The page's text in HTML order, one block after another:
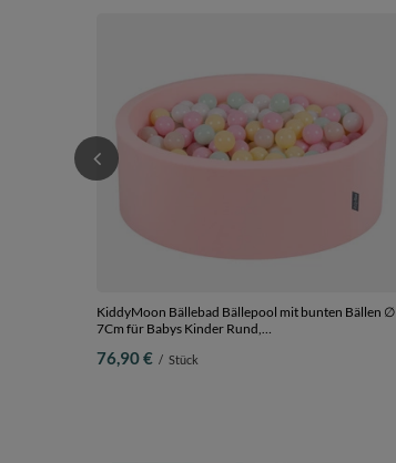
KiddyMoon Bällebad Bällepool mit bunten Bällen ∅
7Cm für Babys Kinder Rund,
90 x 30 cm 200 Bälle
76,90 € / Stück